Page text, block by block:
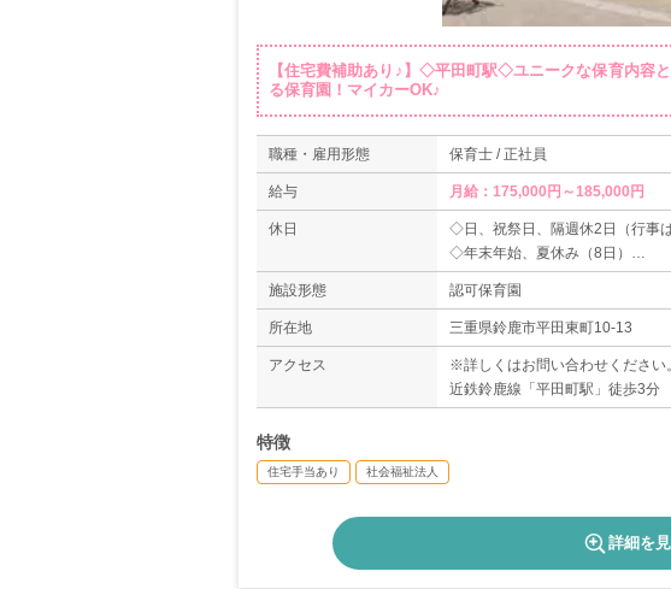
【住宅費補助あり♪】◇平田町駅◇ユニークな保育内容
る保育園！マイカーOK♪
職種・雇用形態 保育士 / 正社員
給与 月給：175,000円～185,000円
休日
◇日、祝祭日、隔週休2日（行事は
◇年末年始、夏休み（8日）
◇有給休暇（初年度10日、最高
施設形態 認可保育園
所在地 三重県鈴鹿市平田東町10-13
アクセス
※詳しくはお問い合わせください。
近鉄鈴鹿線「平田町駅」徒歩3分
特徴
住宅手当あり 社会福祉法人
詳細を